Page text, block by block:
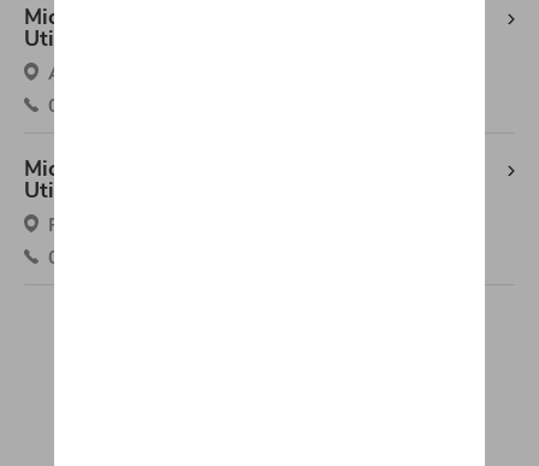
Michaël Mazuin Fosses-la-Ville Volkswagen
Utilitaires
Avenue Des Déportés 32, 5070 Fosses-la-Ville
071/71.11.58
Michaël Mazuin Tarcienne Volkswagen
Utilitaires
Route De Philippeville 53c, 5651 Tarcienne
071/21.33.30